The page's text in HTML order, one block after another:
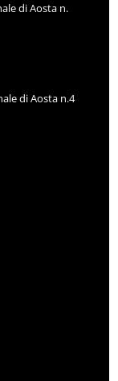
di Aosta n.
di Aosta n.4